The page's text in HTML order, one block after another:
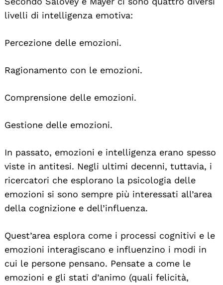
livelli di intelligenza emotiva:
Percezione delle emozioni.
Ragionamento con le emozioni.
Comprensione delle emozioni.
Gestione delle emozioni.
In passato, emozioni e intelligenza erano spesso
viste in antitesi. Negli ultimi decenni, tuttavia, i
ricercatori che esplorano la psicologia delle
emozioni si sono sempre più interessati all’area
della cognizione e dell’influenza.
Quest’area esplora come i processi cognitivi e le
emozioni interagiscano e influenzino i modi in
cui le persone pensano. Pensate a come le
emozioni e gli stati d’animo (quali felicità,